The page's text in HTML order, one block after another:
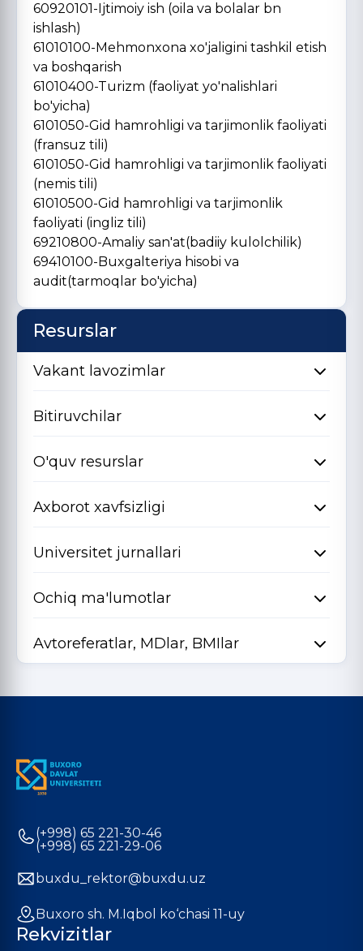
60920101-Ijtimoiy ish (oila va bolalar bn
ishlash)
61010100-Mehmonxona xo'jaligini tashkil etish
va boshqarish
61010400-Turizm (faoliyat yo'nalishlari
bo'yicha)
6101050-Gid hamrohligi va tarjimonlik faoliyati
(fransuz tili)
6101050-Gid hamrohligi va tarjimonlik faoliyati
(nemis tili)
61010500-Gid hamrohligi va tarjimonlik
faoliyati (ingliz tili)
69210800-Amaliy san'at(badiiy kulolchilik)
69410100-Buxgalteriya hisobi va
audit(tarmoqlar bo'yicha)
Resurslar
Vakant lavozimlar
Bitiruvchilar
O'quv resurslar
Axborot xavfsizligi
Universitet jurnallari
Ochiq ma'lumotlar
Avtoreferatlar, MDlar, BMIlar
(+998) 65 221-30-46
(+998) 65 221-29-06
buxdu_rektor@buxdu.uz
Buxoro sh. M.Iqbol ko‘chasi 11-uy
Rekvizitlar